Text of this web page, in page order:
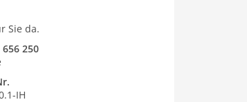
Sie da.
656 250
IH